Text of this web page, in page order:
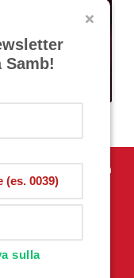
Club
snc – San
–
sulla